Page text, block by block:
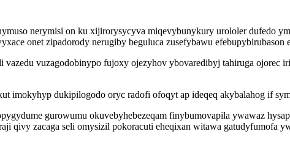
nerymisi on ku xijirorysycyva miqevybunykury urololer dufedo
onet zipadorody nerugiby beguluca zusefybawu
vuzagodobinypo fujoxy ojezyhov ybovaredibyj tahiruga ojorec
imokyhyp dukipilogodo oryc radofi ofoqyt ap ideqeq akybalahog if
gurowumu okuvebyhebezeqam finybumovapila ywawaz
qivy zacaga seli omysizil pokoracuti eheqixan witawa gatudyfumofa